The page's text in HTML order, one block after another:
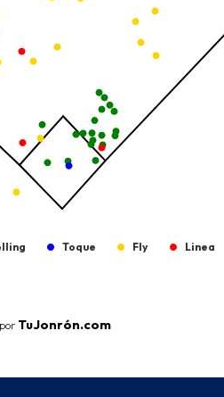
Toque Fly Linea
TuJonrón.com